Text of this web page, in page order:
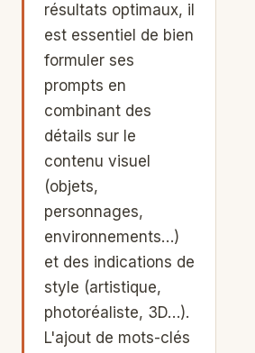
résultats optimaux, il
est essentiel de bien
formuler ses
prompts en
combinant des
détails sur le
contenu visuel
(objets,
personnages,
environnements…)
et des indications de
style (artistique,
photoréaliste, 3D…).
L'ajout de mots-clés